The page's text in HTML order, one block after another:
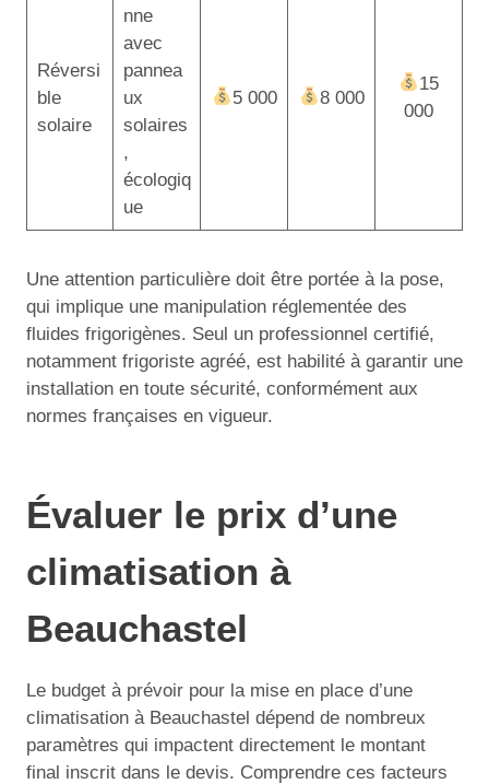
Réversi
ble
solaire
nne
avec
pannea
ux
solaires
,
écologiq
ue
5 000 8 000
15
000
Une attention particulière doit être portée à la pose,
qui implique une manipulation réglementée des
fluides frigorigènes. Seul un professionnel certifié,
notamment frigoriste agréé, est habilité à garantir une
installation en toute sécurité, conformément aux
normes françaises en vigueur.
Évaluer le prix d’une
climatisation à
Beauchastel
Le budget à prévoir pour la mise en place d’une
climatisation à Beauchastel dépend de nombreux
paramètres qui impactent directement le montant
final inscrit dans le devis. Comprendre ces facteurs